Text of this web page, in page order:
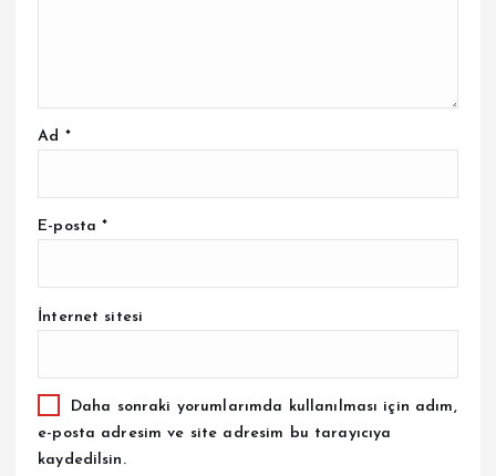
Ad *
E-posta*
İnternet sitesi
Daha sonraki yorumlarımda kullanılması için adım,
e-posta adresim ve site adresim bu tarayıcıya
kaydedilsin.